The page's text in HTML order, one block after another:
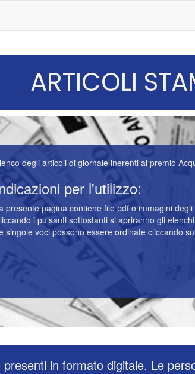
ARTICOLI
degli articoli di giornale inerenti al premio
per l'utilizzo:
presente pagina contiene file pdf o immagini
i pulsanti sottostanti si apriranno gli
singole voci possono essere ordinate cliccando
in formato digitale. Le